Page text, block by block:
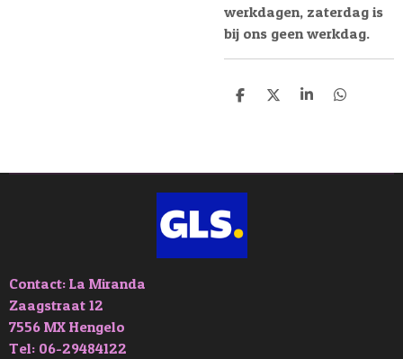
werkdagen, zaterdag is
bij ons geen werkdag.
D
D
S
D
Contact: La Miranda
Zaagstraat 12
7556 MX Hengelo
Tel: 06-29484122